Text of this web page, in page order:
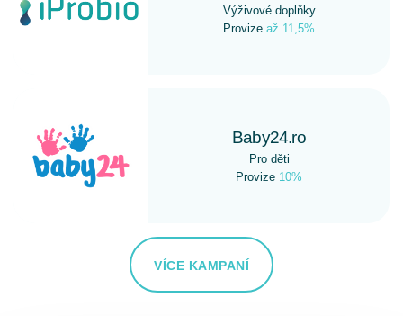
Výživové doplňky
Provize až 11,5%
Baby24.ro
Pro děti
Provize 10%
VÍCE KAMPANÍ